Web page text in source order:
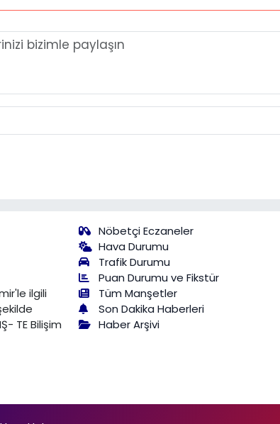
ilgili
TE Bilişim
Nöbetçi Eczaneler
Hava Durumu
Trafik Durumu
Puan Durumu ve Fikstür
Tüm Manşetler
Son Dakika Haberleri
Haber Arşivi